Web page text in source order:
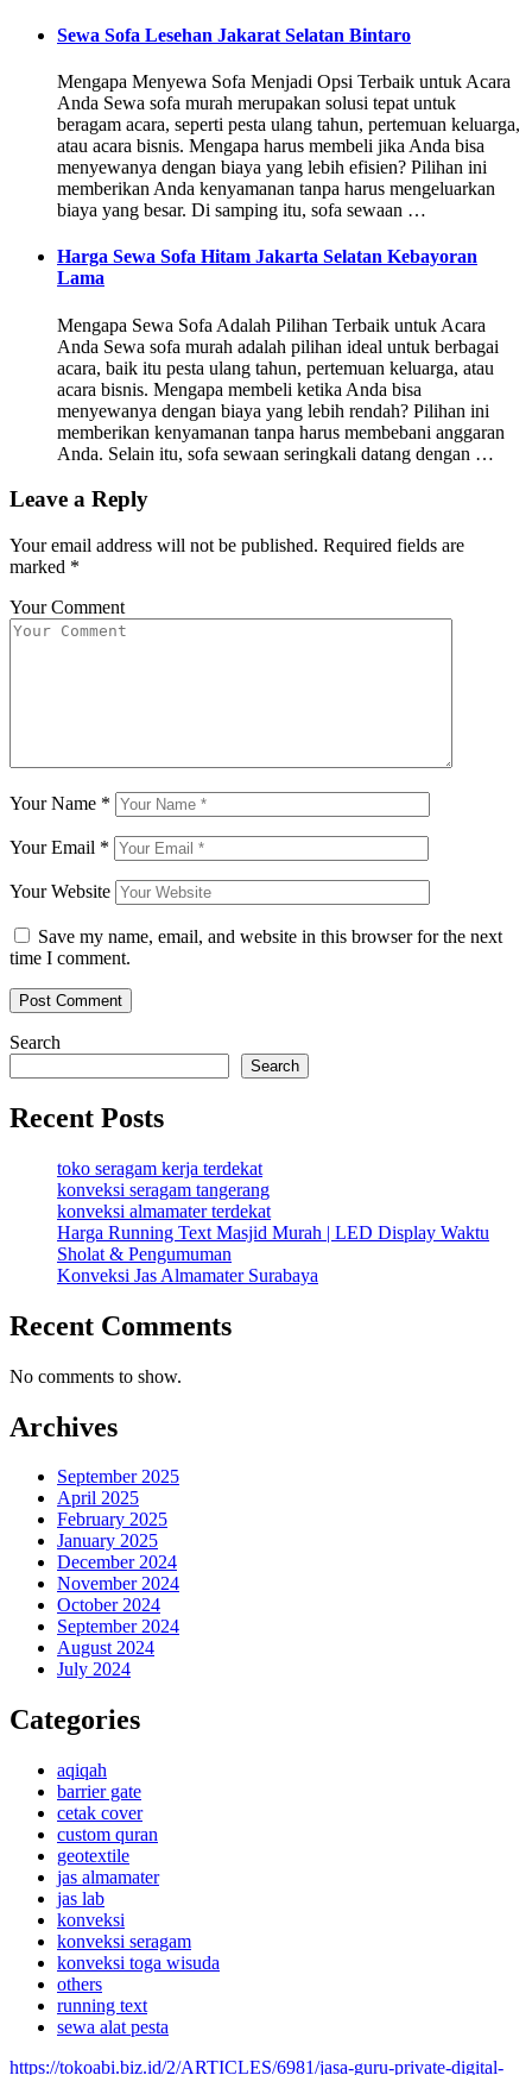
Sewa Sofa Lesehan Jakarat Selatan Bintaro
Mengapa Menyewa Sofa Menjadi Opsi Terbaik untuk Acara
Anda Sewa sofa murah merupakan solusi tepat untuk
beragam acara, seperti pesta ulang tahun, pertemuan keluarga,
atau acara bisnis. Mengapa harus membeli jika Anda bisa
menyewanya dengan biaya yang lebih efisien? Pilihan ini
memberikan Anda kenyamanan tanpa harus mengeluarkan
biaya yang besar. Di samping itu, sofa sewaan …
Harga Sewa Sofa Hitam Jakarta Selatan Kebayoran
Lama
Mengapa Sewa Sofa Adalah Pilihan Terbaik untuk Acara
Anda Sewa sofa murah adalah pilihan ideal untuk berbagai
acara, baik itu pesta ulang tahun, pertemuan keluarga, atau
acara bisnis. Mengapa membeli ketika Anda bisa
menyewanya dengan biaya yang lebih rendah? Pilihan ini
memberikan kenyamanan tanpa harus membebani anggaran
Anda. Selain itu, sofa sewaan seringkali datang dengan …
Leave a Reply
Your email address will not be published. Required fields are
marked *
Your Comment
Your Name *
Your Email *
Your Website
Save my name, email, and website in this browser for the next
time I comment.
Search
Search
Recent Posts
toko seragam kerja terdekat
konveksi seragam tangerang
konveksi almamater terdekat
Harga Running Text Masjid Murah | LED Display Waktu
Sholat & Pengumuman
Konveksi Jas Almamater Surabaya
Recent Comments
No comments to show.
Archives
September 2025
April 2025
February 2025
January 2025
December 2024
November 2024
October 2024
September 2024
August 2024
July 2024
Categories
aqiqah
barrier gate
cetak cover
custom quran
geotextile
jas almamater
jas lab
konveksi
konveksi seragam
konveksi toga wisuda
others
running text
sewa alat pesta
https://tokoabi.biz.id/2/ARTICLES/6981/jasa-guru-private-digital-